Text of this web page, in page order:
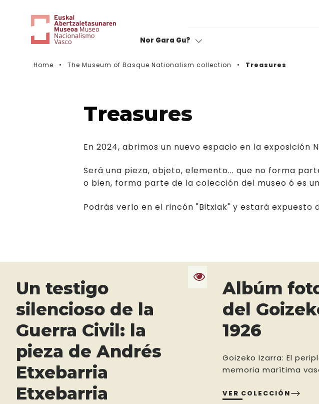
Nor Gara Gu?
Home The Museum of Basque Nationalism collection Treasures
Treasures
En 2024, abrimos un nuevo espacio en la
Será una pieza, objeto, elemento... que no forma
o bien, forma parte de la colección del museo ó es
Podrás verlo en el rincón "Bitxiak" y estará
Un testigo
silencioso de la
Guerra Civil: la
pieza de Andrés
Etxebarria
Etxebarria
Albúm
del
1926
Goizeko Izarra: El
memoria marítima
VER COLECCIÓN